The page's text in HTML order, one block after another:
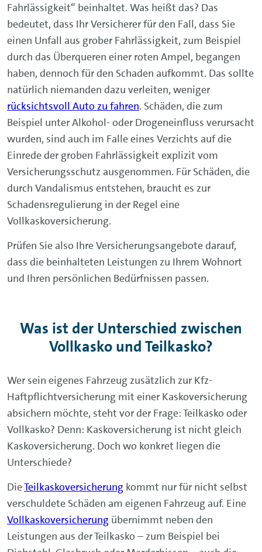
Fahrlässigkeit“ beinhaltet. Was heißt das? Das
bedeutet, dass Ihr Versicherer für den Fall, dass Sie
einen Unfall aus grober Fahrlässigkeit, zum Beispiel
durch das Überqueren einer roten Ampel, begangen
haben, dennoch für den Schaden aufkommt. Das sollte
natürlich niemanden dazu verleiten, weniger
rücksichtsvoll Auto zu fahren. Schäden, die zum
Beispiel unter Alkohol- oder Drogeneinfluss verursacht
wurden, sind auch im Falle eines Verzichts auf die
Einrede der groben Fahrlässigkeit explizit vom
Versicherungsschutz ausgenommen. Für Schäden, die
durch Vandalismus entstehen, braucht es zur
Schadensregulierung in der Regel eine
Vollkaskoversicherung.
Prüfen Sie also Ihre Versicherungsangebote darauf,
dass die beinhalteten Leistungen zu Ihrem Wohnort
und Ihren persönlichen Bedürfnissen passen.
Was ist der Unterschied zwischen
Vollkasko und Teilkasko?
Wer sein eigenes Fahrzeug zusätzlich zur Kfz-
Haftpflichtversicherung mit einer Kaskoversicherung
absichern möchte, steht vor der Frage: Teilkasko oder
Vollkasko? Denn: Kaskoversicherung ist nicht gleich
Kaskoversicherung. Doch wo konkret liegen die
Unterschiede?
DieTeilkaskoversicherung kommt nur für nicht selbst
verschuldete Schäden am eigenen Fahrzeug auf. Eine
Vollkaskoversicherung übernimmt neben den
Leistungen aus der Teilkasko – zum Beispiel bei